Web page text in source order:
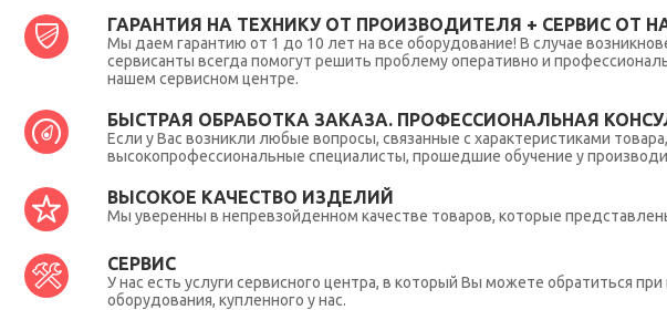
ГАРАНТИЯ НА ТЕХНИКУ ОТ ПРОИЗВОДИТЕЛЯ + СЕРВИС ОТ
Мы даем гарантию от 1 до 10 лет на все оборудование! В случае
сервисанты всегда помогут решить проблему оперативно и
нашем сервисном центре.
БЫСТРАЯ ОБРАБОТКА ЗАКАЗА. ПРОФЕССИОНАЛЬНАЯ
Если у Вас возникли любые вопросы, связанные с характеристиками
высокопрофессиональные специалисты, прошедшие обучение у
ВЫСОКОЕ КАЧЕСТВО ИЗДЕЛИЙ
Мы уверенны в непревзойденном качестве товаров, которые
СЕРВИС
У нас есть услуги сервисного центра, в который Вы можете обратиться
оборудования, купленного у нас.